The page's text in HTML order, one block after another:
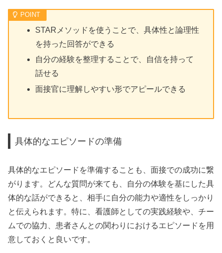
STARメソッドを使うことで、具体性と論理性
を持った回答ができる
自分の経験を整理することで、自信を持って
話せる
面接官に理解しやすい形でアピールできる
具体的なエピソードの準備
具体的なエピソードを準備することも、面接での成功に繋
がります。どんな質問が来ても、自分の体験を基にした具
体的な話ができると、相手に自分の能力や適性をしっかり
と伝えられます。特に、看護師としての実践経験や、チー
ムでの協力、患者さんとの関わりにおけるエピソードを用
意しておくと良いです。